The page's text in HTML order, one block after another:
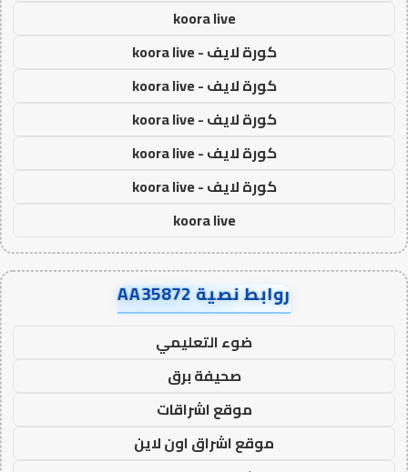
koora live
كورة لايف - koora live
كورة لايف - koora live
كورة لايف - koora live
كورة لايف - koora live
كورة لايف - koora live
koora live
روابط نصية AA35872
ضوء التعليمي
صحيفة برق
موقع اشراقات
موقع اشراق اون لاين